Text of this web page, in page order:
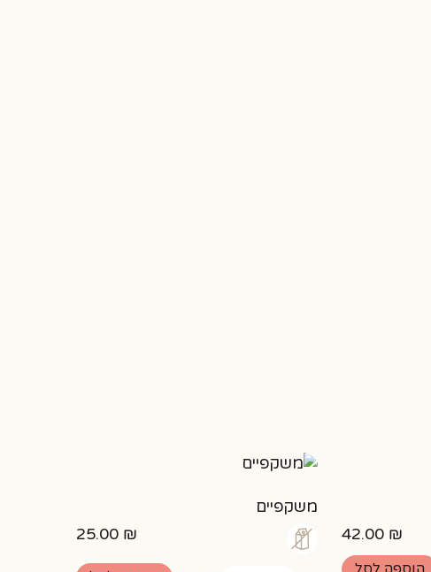
42.00 ₪
משקפיים
25.00 ₪